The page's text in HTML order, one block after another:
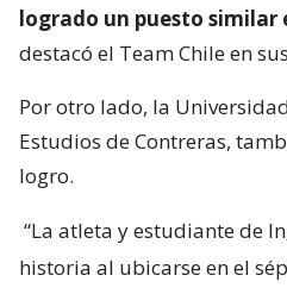
logrado un puesto similar
destacó el Team Chile en
Por otro lado, la
Estudios de Contreras,
logro.
“La atleta y estudiante de
historia al ubicarse en el